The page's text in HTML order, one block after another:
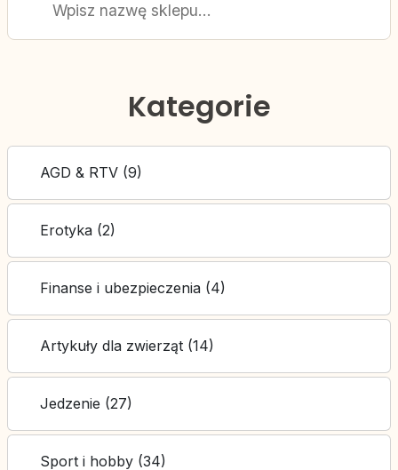
Kategorie
AGD & RTV (9)
Erotyka (2)
Finanse i ubezpieczenia (4)
Artykuły dla zwierząt (14)
Jedzenie (27)
Sport i hobby (34)